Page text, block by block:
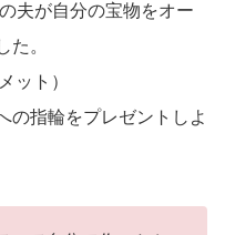
夫が自分の宝物をオー
た。
ット）
の指輪をプレゼントしよ